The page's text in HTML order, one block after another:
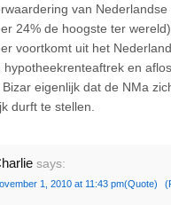
van Nederlandse
24% de hoogste ter
voortkomt uit het
hypotheekrenteaftrek en
eigenlijk dat de NMa
durft te stellen.
says:
1, 2010 at 11:43 pm(Quote)